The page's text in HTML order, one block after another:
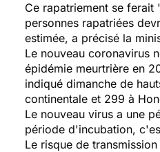
Ce rapatriement se ferait
personnes rapatriées
estimée, a précisé la
Le nouveau coronavirus
épidémie meurtrière en
indiqué dimanche de
continentale et 299 à
Le nouveau virus a une
période d'incubation,
Le risque de